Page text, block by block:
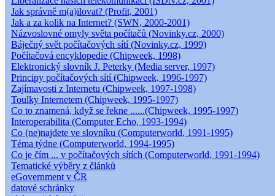
Jak správně m(a)ilovat? (Profit, 2001)
Jak a za kolik na Internet? (SWN, 2000-2001)
Názvoslovné omyly světa počítačů (Novinky.cz, 2000)
Báječný svět počítačových sítí (Novinky.cz, 1999)
Počítačová encyklopedie (Chipweek, 1998)
Elektronický slovník J. Peterky (Media server, 1997)
Principy počítačových sítí (Chipweek, 1996-1997)
Zajímavosti z Internetu (Chipweek, 1997-1998)
Toulky Internetem (Chipweek, 1995-1997)
Co to znamená, když se řekne ......(Chipweek, 1995-1997)
Interoperabilita (Computer Echo, 1993-1994)
Co (ne)najdete ve slovníku (Computerworld, 1991-1995)
Téma týdne (Computerworld, 1994-1995)
Co je čím ... v počítačových sítích (Computerworld, 1991-1994)
Tematické výběry z článků
eGovernment v ČR
datové schránky